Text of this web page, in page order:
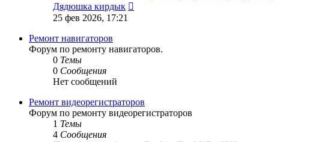
Дядюшка кирдык
25 фев 2026, 17:21
Ремонт навигаторов
Форум по ремонту навигаторов.
0 Темы
0 Сообщения
Нет сообщений
Ремонт видеорегистраторов
Форум по ремонту видеорегистраторов
1 Темы
4 Сообщения